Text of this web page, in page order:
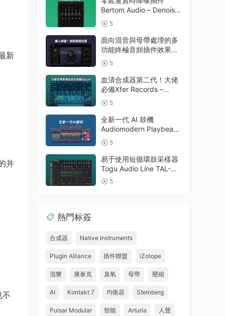
新
并
不
Bertom Audio – Denoiser
Pro v3.0.11 Rev2 CE V.R
5
面向混音與母帶處理的多
功能終極音頻插件效果器
Nuro Audio – Flexion
v1.0.2-R2R WIN
5
血清合成器第二代！大佬
必備Xfer Records –
Serum 2 v2.1.5 WIN波表
合成器最新版本
5
全新一代 AI 鼓機
Audiomodern Playbeat
v4.2.2-BUBBiX WIN包含
擴展音色庫
5
易于使用短循環鼓采樣器
Togu Audio Line TAL-
Drum 2.9.8 WIN
5
熱門标簽
合成器 Native Instruments
Plugin Alliance 插件聯盟 iZotope
混響 康泰克 臭氧 母帶 壓縮
AI Kontakt 7 均衡器 Steinberg
Pulsar Modular 智能 Arturia 人聲